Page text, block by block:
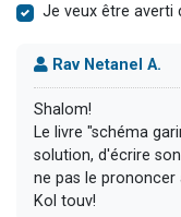
Je veux être averti
Rav Netanel A.
Shalom!
Le livre "schéma
solution, d'écrire
ne pas le prononcer
Kol touv!